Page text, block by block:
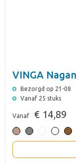
VINGA
Bezorgd op 21-08
Vanaf 25 stuks
Vanaf € 14,89